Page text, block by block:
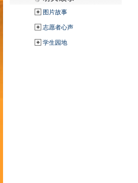
图片故事
志愿者心声
学生园地